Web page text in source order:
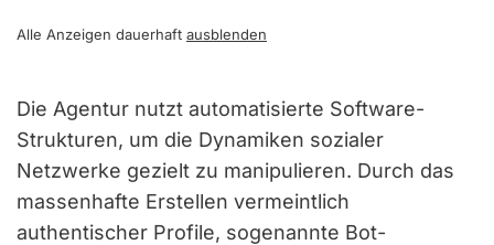
Alle Anzeigen dauerhaft ausblenden
Die Agentur nutzt automatisierte Software-
Strukturen, um die Dynamiken sozialer
Netzwerke gezielt zu manipulieren. Durch das
massenhafte Erstellen vermeintlich
authentischer Profile, sogenannte Bot-